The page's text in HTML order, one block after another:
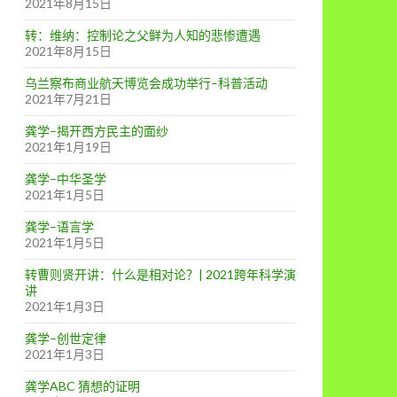
2021年8月15日
转：维纳：控制论之父鲜为人知的悲惨遭遇
2021年8月15日
乌兰察布商业航天博览会成功举行–科普活动
2021年7月21日
龚学–揭开西方民主的面纱
2021年1月19日
龚学–中华圣学
2021年1月5日
龚学–语言学
2021年1月5日
转曹则贤开讲：什么是相对论？| 2021跨年科学演
讲
2021年1月3日
龚学–创世定律
2021年1月3日
龚学ABC 猜想的证明